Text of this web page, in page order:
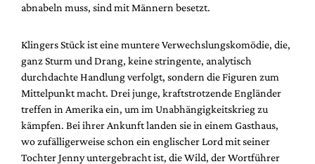
abnabeln muss, sind mit Männern besetzt.
Klingers Stück ist eine muntere Verwechslungskomödie, die,
ganz Sturm und Drang, keine stringente, analytisch
durchdachte Handlung verfolgt, sondern die Figuren zum
Mittelpunkt macht. Drei junge, kraftstrotzende Engländer
treffen in Amerika ein, um im Unabhängigkeitskrieg zu
kämpfen. Bei ihrer Ankunft landen sie in einem Gasthaus,
wo zufälligerweise schon ein englischer Lord mit seiner
Tochter Jenny untergebracht ist, die Wild, der Wortführer